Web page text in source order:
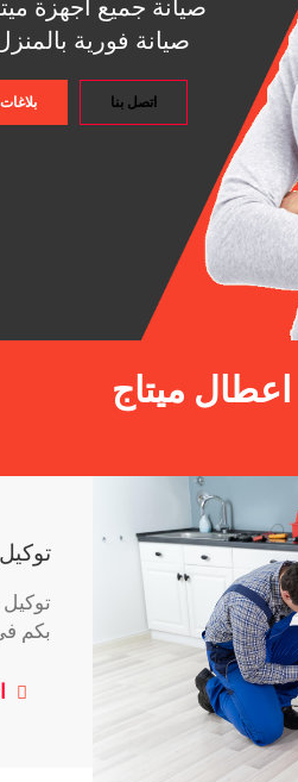
صيانة جميع اجهزة
صيانة فورية
اتصل بنا
اعطال ميتاج
بكم